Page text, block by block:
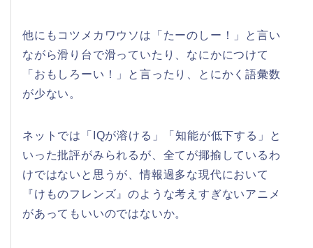
他にもコツメカワウソは「たーのしー！」と言い
ながら滑り台で滑っていたり、なにかにつけて
「おもしろーい！」と言ったり、とにかく語彙数
が少ない。
ネットでは「IQが溶ける」「知能が低下する」と
いった批評がみられるが、全てが揶揄しているわ
けではないと思うが、情報過多な現代において
『けものフレンズ』のような考えすぎないアニメ
があってもいいのではないか。